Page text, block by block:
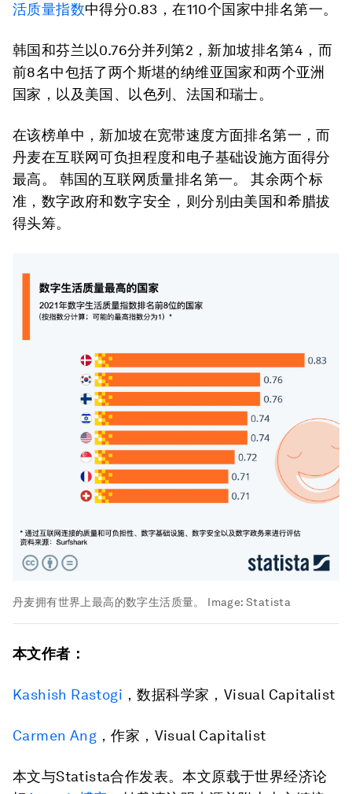
活质量指数中得分0.83，在110个国家中排名第一。
韩国和芬兰以0.76分并列第2，新加坡排名第4，而
前8名中包括了两个斯堪的纳维亚国家和两个亚洲
国家，以及美国、以色列、法国和瑞士。
在该榜单中，新加坡在宽带速度方面排名第一，而
丹麦在互联网可负担程度和电子基础设施方面得分
最高。 韩国的互联网质量排名第一。 其余两个标
准，数字政府和数字安全，则分别由美国和希腊拔
得头筹。
丹麦拥有世界上最高的数字生活质量。 Image:Statista
本文作者：
Kashish Rastogi ，数据科学家，Visual Capitalist
Carmen Ang ，作家，Visual Capitalist
本文与Statista合作发表。本文原载于世界经济论